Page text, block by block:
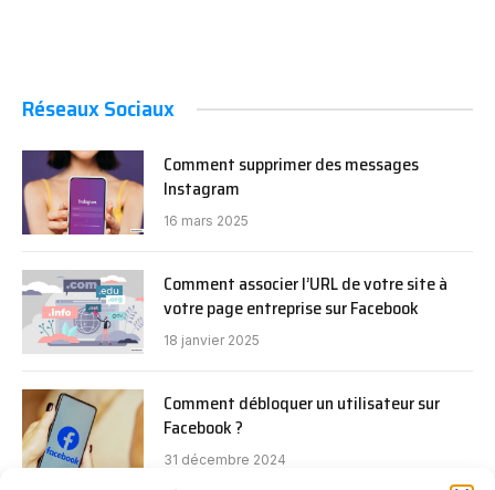
Réseaux Sociaux
Comment supprimer des messages
Instagram
16 mars 2025
Comment associer l’URL de votre site à
votre page entreprise sur Facebook
18 janvier 2025
Comment débloquer un utilisateur sur
Facebook ?
31 décembre 2024